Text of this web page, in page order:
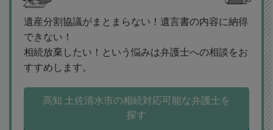
遺産分割協議がまとまらない！遺言書の内容に納得
できない！
相続放棄したい！という悩みは弁護士への相談をお
すすめします。
高知 土佐清水市の相続対応可能な弁護士を
探す